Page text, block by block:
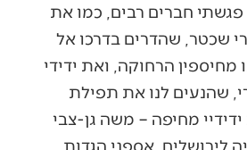
חברים רבים, כמו את
שכטר, שהדרים בדרכו אל
הרחוקה, ואת ידידי
שהנעים לנו את תפילת
ידידיי מחיפה – משה גן-צבי
לירושלים, אספני הגדות